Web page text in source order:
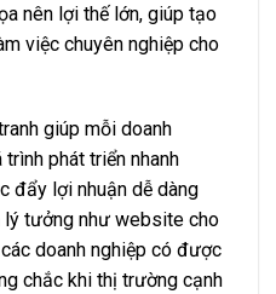
nên lợi thế lớn, giúp tạo
việc chuyên nghiệp cho
giúp mỗi doanh
phát triển nhanh
đẩy lợi nhuận dễ dàng
lý tưởng như website cho
doanh nghiệp có được
chắc khi thị trường cạnh